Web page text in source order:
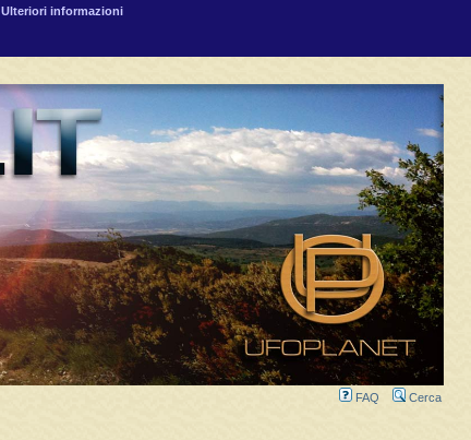
Ulteriori informazioni
FAQ Cerca